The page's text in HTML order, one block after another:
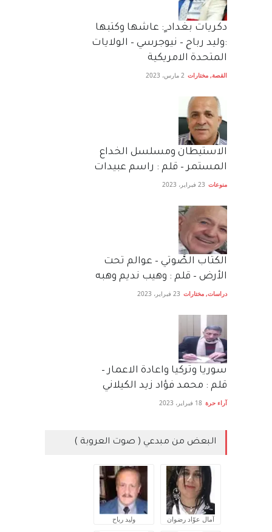
دكريات بغداد ٍ: عاشها وكتبها
:وليد رباح – نيوجرسي – الولايات
المتحدة الامريكية
القصة, مختارات 2 مارس، 2023
الاستيطان ومسلسل الخداع
المستمر – قلم : راسم عبيدات
منوعات 23 فبراير، 2023
الكتاب الصَّوتي – عوالم تحت
الأرض – قلم : وهيب نديم وهبه
دراسات, مختارات 23 فبراير، 2023
سوريا وتركيا واعادة الاعمار –
قلم : محمد فؤاد زيد الكيلاني
آراء حرة 18 فبراير، 2023
البعض من مبدعي ( صوت العروبة )
آمال عوّاد رضوان وليد رباح